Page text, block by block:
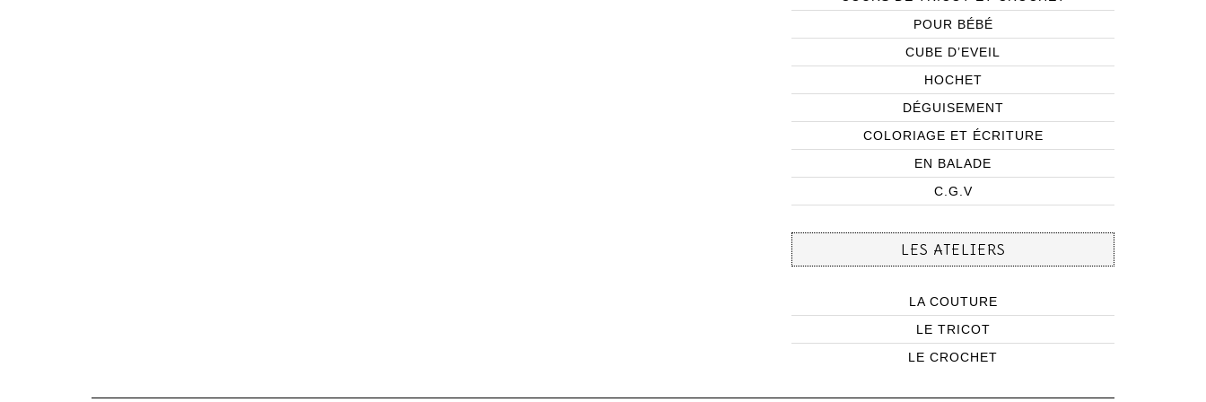
POUR BÉBÉ
CUBE D’EVEIL
HOCHET
DÉGUISEMENT
COLORIAGE ET ÉCRITURE
EN BALADE
C.G.V
LES ATELIERS
LA COUTURE
LE TRICOT
LE CROCHET